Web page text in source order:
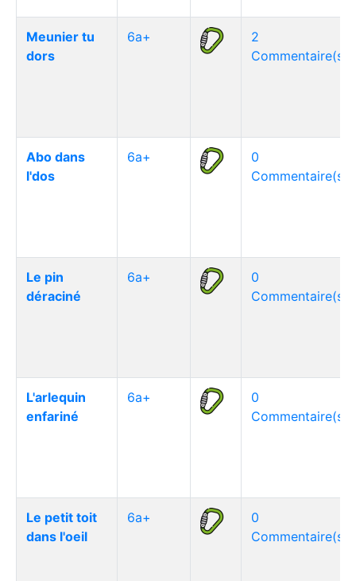
Meunier tu
dors
6a+
2
Commentaire(s)
Abo dans
l'dos
6a+
0
Commentaire(s)
Le pin
déraciné
6a+
0
Commentaire(s)
L'arlequin
enfariné
6a+
0
Commentaire(s)
Le petit toit
dans l'oeil
6a+
0
Commentaire(s)